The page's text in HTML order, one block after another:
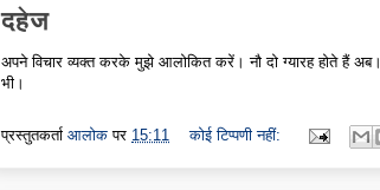
दहेज
अपने विचार व्यक्त करके मुझे आलोकित करें। नौ दो ग्यारह होते हैं अब।
भी।
प्रस्तुतकर्ता आलोक पर 15:11 कोई टिप्पणी नहीं: